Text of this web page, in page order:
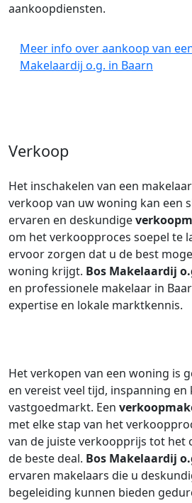
aankoopdiensten.
Meer info over aankoop van
Makelaardij o.g. in Baarn
Verkoop
Het inschakelen van een
verkoop van uw woning kan een
ervaren en deskundige
om het verkoopproces soepel te
ervoor zorgen dat u de best
woning krijgt. Bos Makelaardij
en professionele makelaar in
expertise en lokale marktkennis.
Het verkopen van een woning is
en vereist veel tijd, inspanning en
vastgoedmarkt. Een
met elke stap van het
van de juiste verkoopprijs tot het
de beste deal. Bos Makelaardij
ervaren makelaars die u
begeleiding kunnen bieden